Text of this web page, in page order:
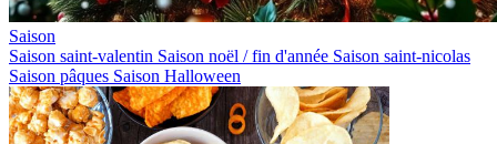
Saison
Saison saint-valentin Saison noël / fin d'année Saison saint-nicolas
Saison pâques Saison Halloween